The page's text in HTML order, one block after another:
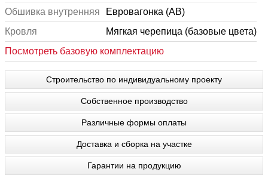
Обшивка внутренняя
Евровагонка (АВ)
Кровля
Мягкая черепица (базовые цвета)
Посмотреть базовую комплектацию
Строительство по индивидуальному проекту
Собственное производство
Различные формы оплаты
Доставка и сборка на участке
Гарантии на продукцию